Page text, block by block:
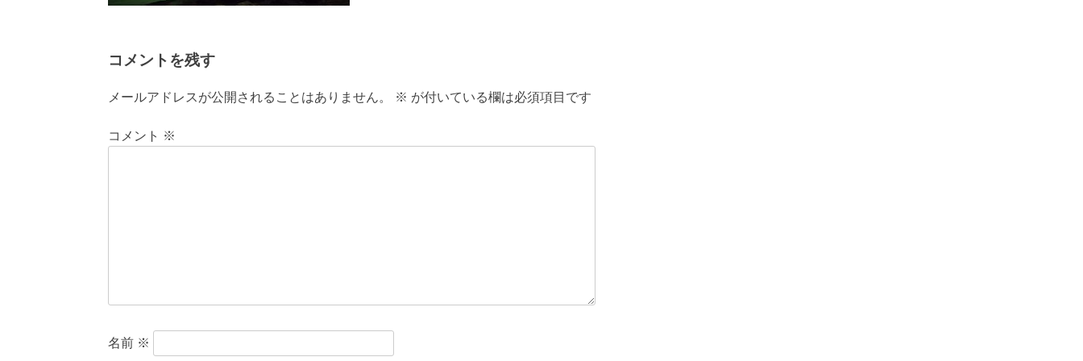
コメントを残す
メールアドレスが公開されることはありません。 ※ が付いている欄は必須項目です
コメント ※
名前 ※